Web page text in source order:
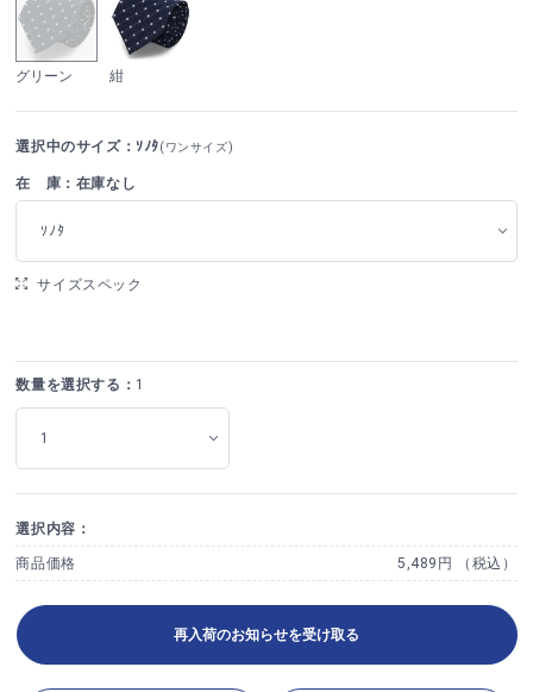
グリーン 紺
選択中のサイズ：ｿﾉﾀ(ワンサイズ)
在 庫：在庫なし
ｿﾉﾀ
サイズスペック
数量を選択する： 1
選択内容：
商品価格 5,489円 （税込）
再入荷のお知らせを受け取る